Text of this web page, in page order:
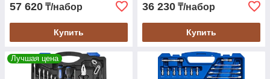
57 620 ₸/набор
Купить
36 230 ₸/набор
Купить
Лучшая цена